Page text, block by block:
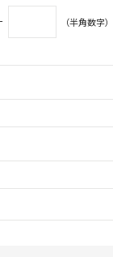
（半角数字）